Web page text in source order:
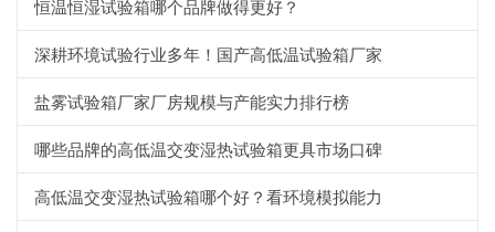
恒温恒湿试验箱哪个品牌做得更好？
深耕环境试验行业多年！国产高低温试验箱厂家
盐雾试验箱厂家厂房规模与产能实力排行榜
哪些品牌的高低温交变湿热试验箱更具市场口碑
高低温交变湿热试验箱哪个好？看环境模拟能力